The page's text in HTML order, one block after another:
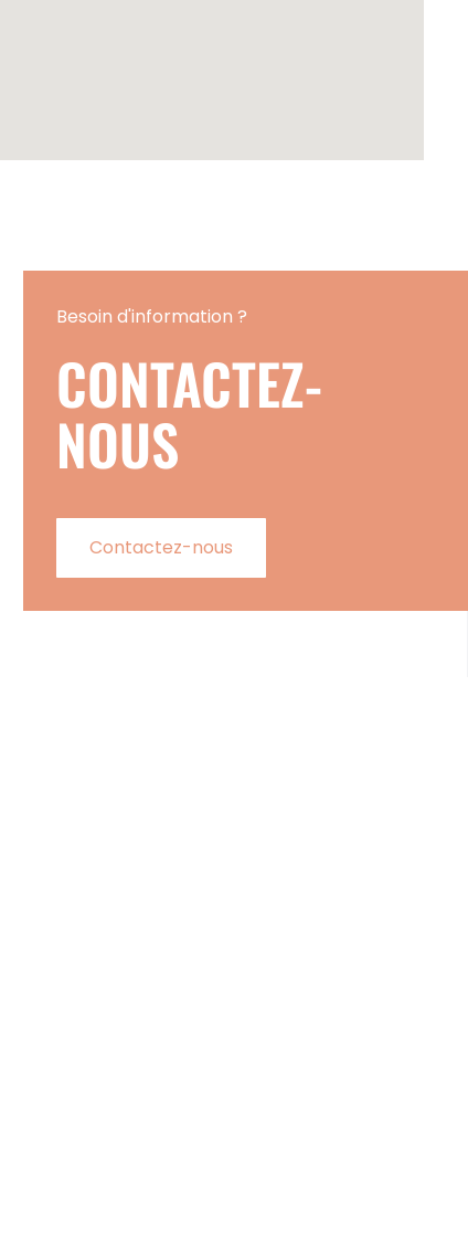
Besoin d'information ?
CONTACTEZ-
NOUS
Contactez-nous